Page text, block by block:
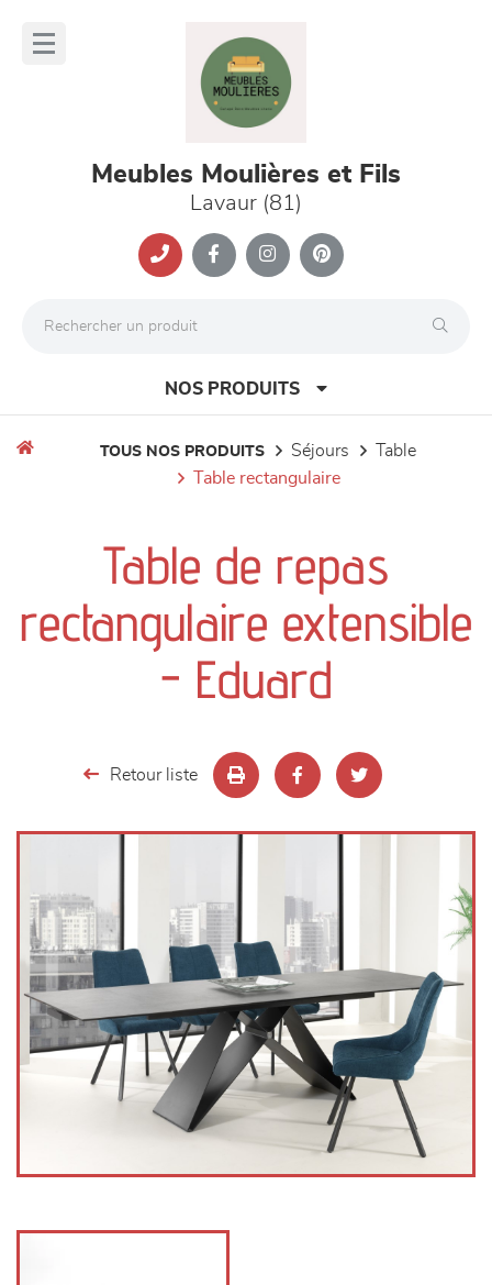
Meubles Moulières et Fils
Lavaur (81)
NOS PRODUITS
meubles de complément
chambres et dressing
TOUS NOS PRODUITS séjours
table
table rectangulaire
Table de repas
rectangulaire extensible
- Eduard
Retour liste